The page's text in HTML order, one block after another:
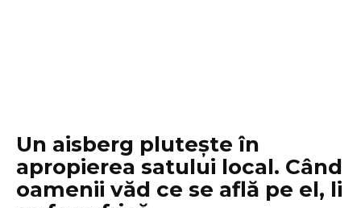
Un aisberg plutește în
apropierea satului local. Când
oamenii văd ce se află pe el, li